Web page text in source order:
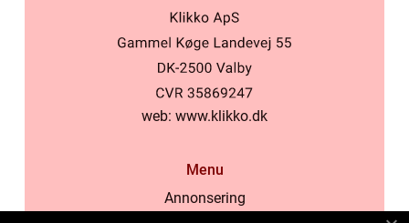
web: www.klikko.dk
Menu
Annonsering